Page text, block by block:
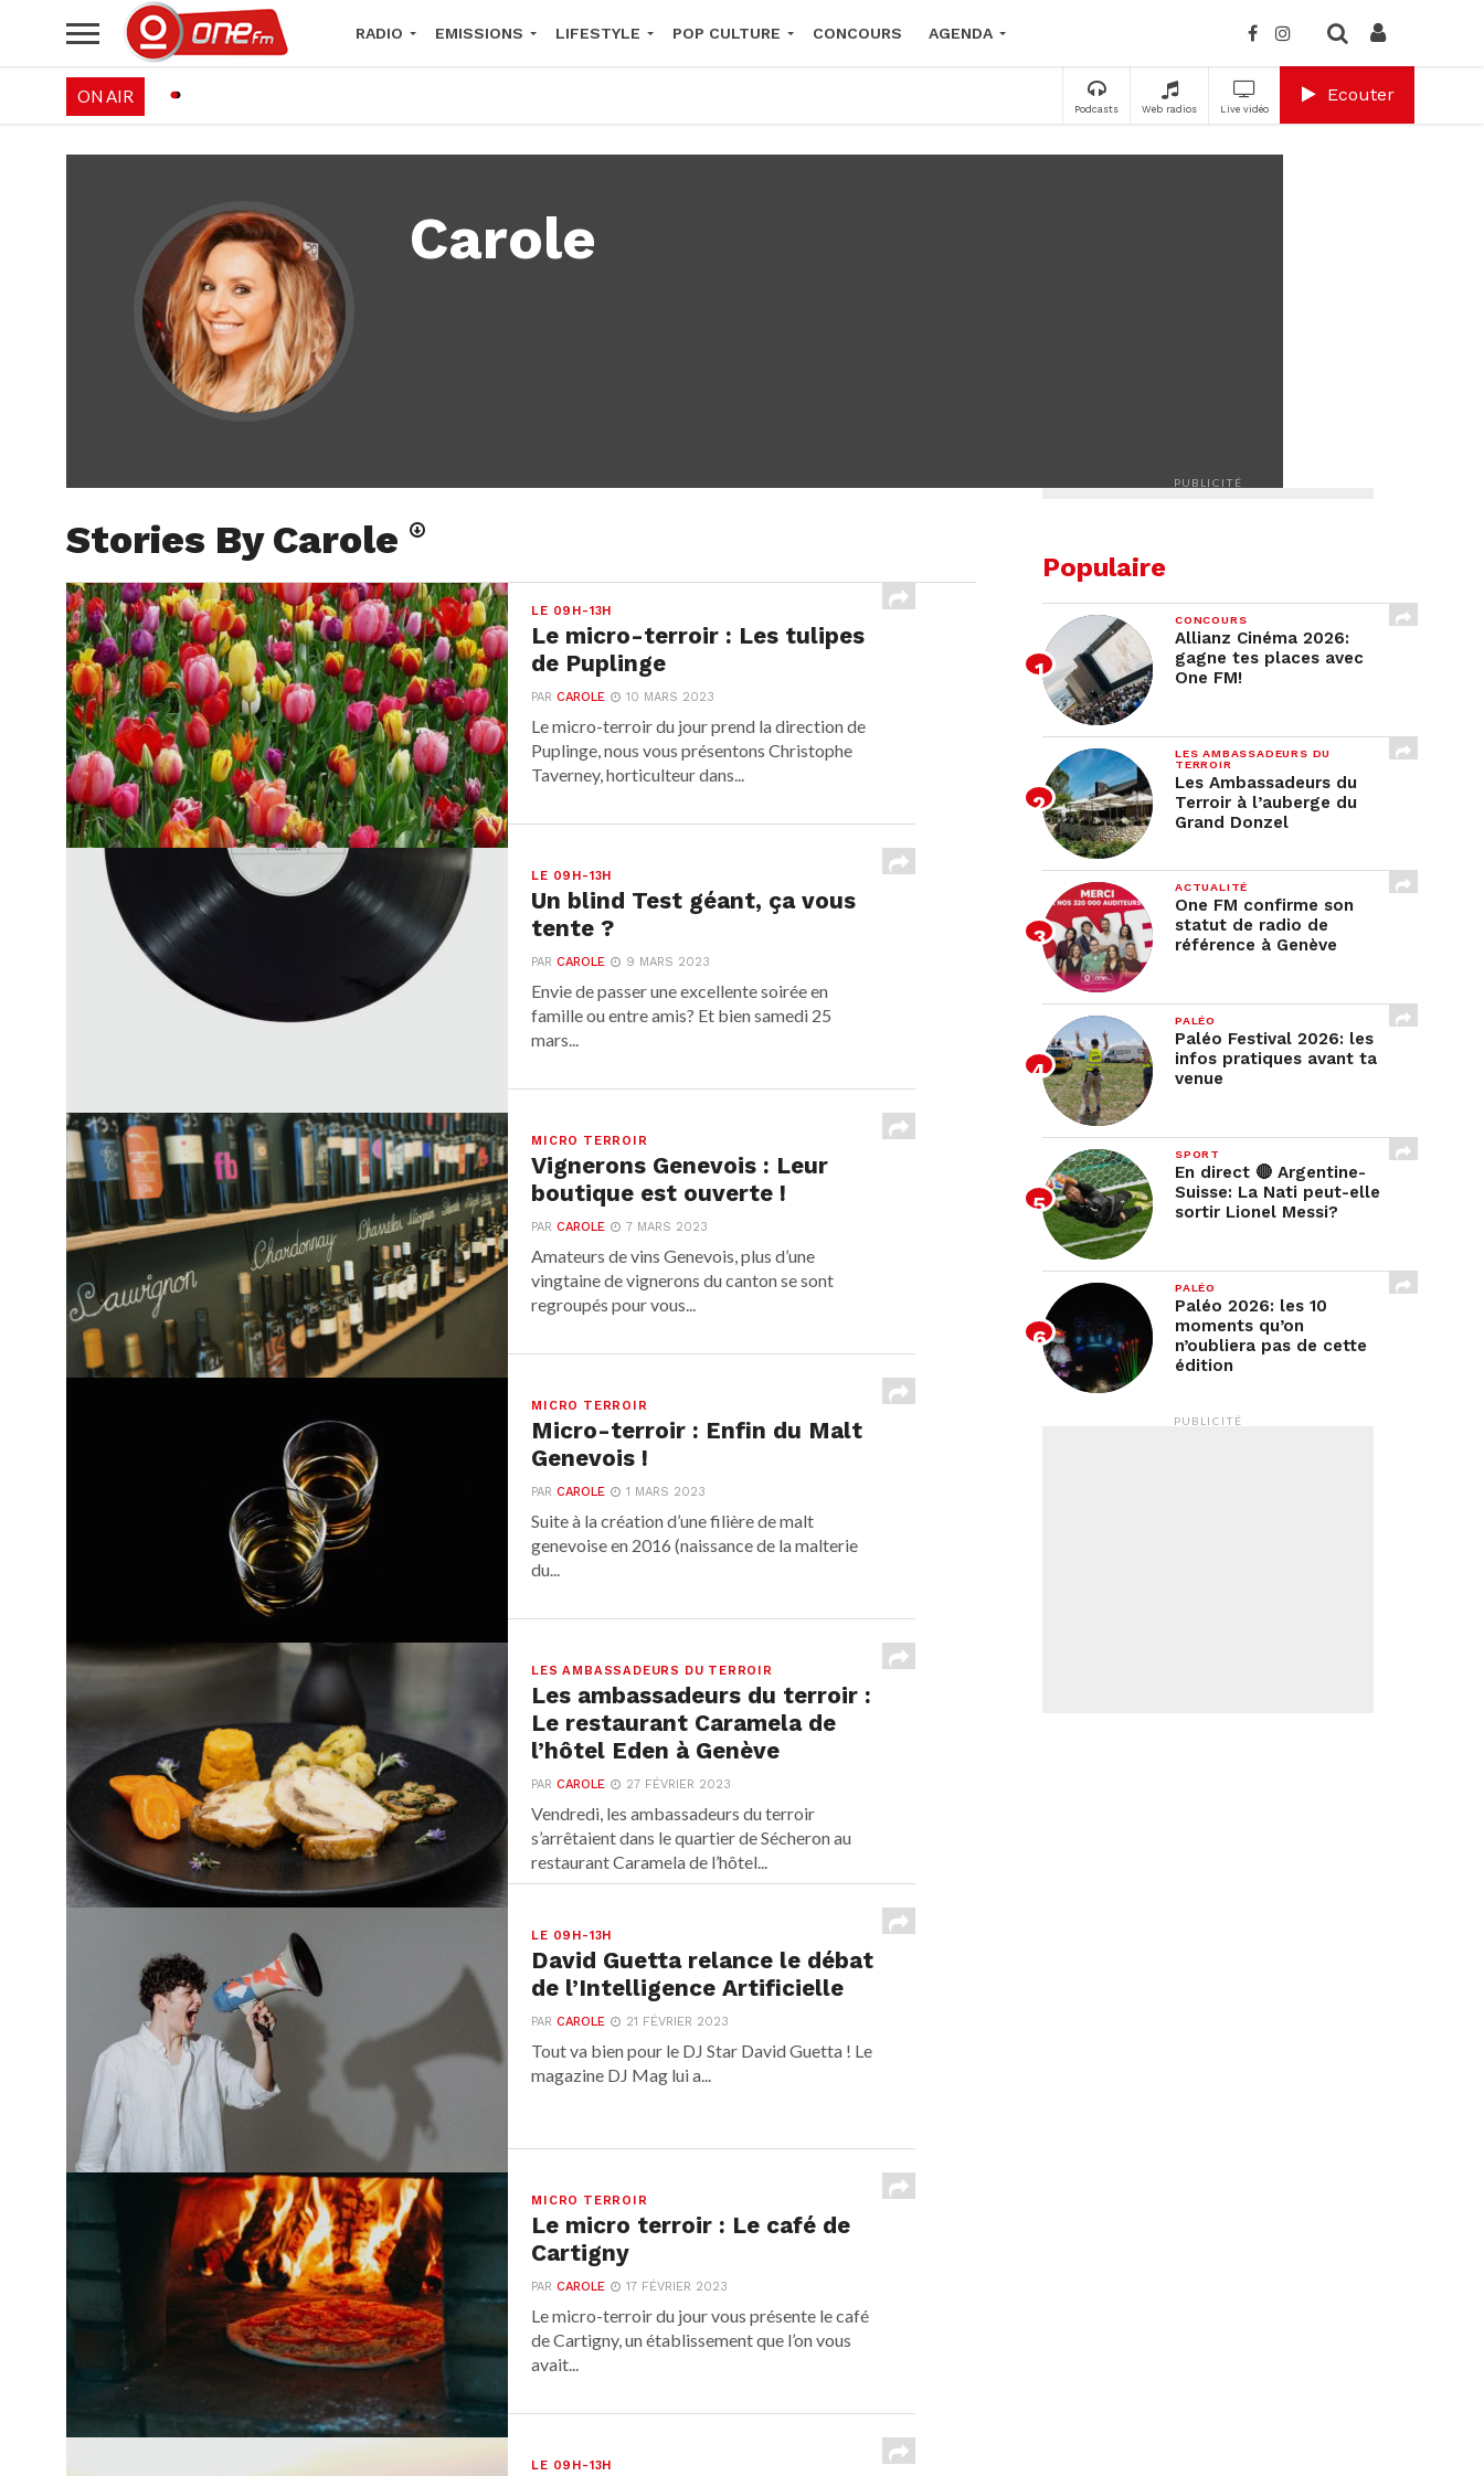
RADIO EMISSIONS LIFESTYLE POP CULTURE CONCOURS AGENDA
Podcasts Web radios Live vidéo
Ecouter
ON AIR
Carole
Stories By Carole
LE 09H-13H
Le micro-terroir : Les tulipes
de Puplinge
PARCAROLE 10 MARS 2023
Le micro-terroir du jour prend la direction de
Puplinge, nous vous présentons Christophe
Taverney, horticulteur dans...
LE 09H-13H
Un blind Test géant, ça vous
tente ?
PARCAROLE 9 MARS 2023
Envie de passer une excellente soirée en
famille ou entre amis? Et bien samedi 25
mars...
MICRO TERROIR
Vignerons Genevois : Leur
boutique est ouverte !
PARCAROLE 7 MARS 2023
Amateurs de vins Genevois, plus d’une
vingtaine de vignerons du canton se sont
regroupés pour vous...
MICRO TERROIR
Micro-terroir : Enfin du Malt
Genevois !
PARCAROLE 1 MARS 2023
Suite à la création d’une filière de malt
genevoise en 2016 (naissance de la malterie
du...
LES AMBASSADEURS DU TERROIR
Les ambassadeurs du terroir :
Le restaurant Caramela de
l’hôtel Eden à Genève
PARCAROLE 27 FÉVRIER 2023
Vendredi, les ambassadeurs du terroir
s’arrêtaient dans le quartier de Sécheron au
restaurant Caramela de l’hôtel...
LE 09H-13H
David Guetta relance le débat
de l’Intelligence Artificielle
PARCAROLE 21 FÉVRIER 2023
Tout va bien pour le DJ Star David Guetta ! Le
magazine DJ Mag lui a...
MICRO TERROIR
Le micro terroir : Le café de
Cartigny
PARCAROLE 17 FÉVRIER 2023
Le micro-terroir du jour vous présente le café
de Cartigny, un établissement que l’on vous
avait...
LE 09H-13H
PUBLICITÉ
Populaire
CONCOURS
Allianz Cinéma 2026:
gagne tes places avec
One FM!
LES AMBASSADEURS DU
TERROIR
Les Ambassadeurs du
Terroir à l’auberge du
Grand Donzel
ACTUALITÉ
One FM confirme son
statut de radio de
référence à Genève
PALÉO
Paléo Festival 2026: les
infos pratiques avant ta
venue
SPORT
En direct 🔴 Argentine-
Suisse: La Nati peut-elle
sortir Lionel Messi?
PALÉO
Paléo 2026: les 10
moments qu’on
n’oubliera pas de cette
édition
PUBLICITÉ